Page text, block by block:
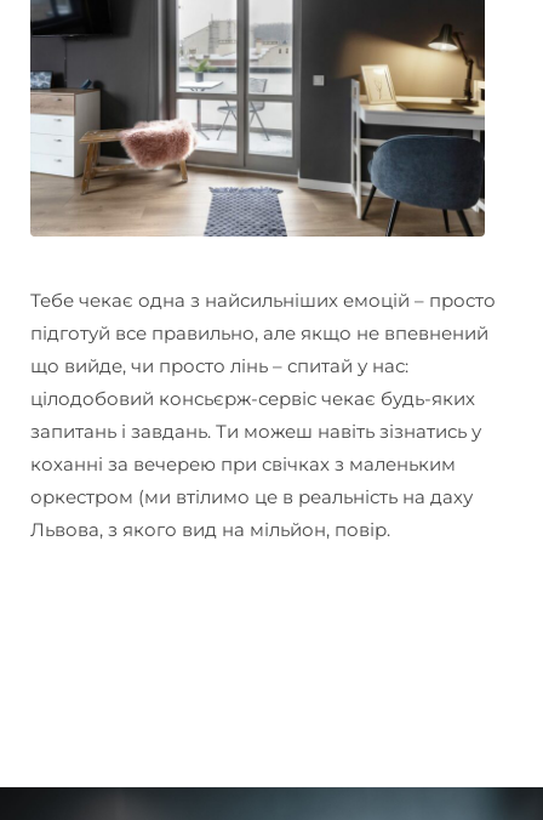
Тебе чекає одна з найсильніших емоцій – просто
підготуй все правильно, але якщо не впевнений
що вийде, чи просто лінь – спитай у нас:
цілодобовий консьєрж-сервіс чекає будь-яких
запитань і завдань. Ти можеш навіть зізнатись у
коханні за вечерею при свічках з маленьким
оркестром (ми втілимо це в реальність на даху
Львова, з якого вид на мільйон, повір.